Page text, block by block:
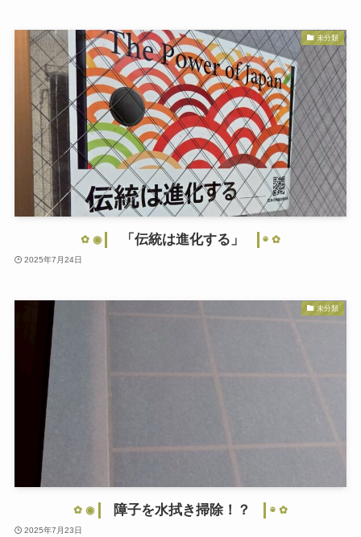
未分類
「伝統は進化する」
2025年7月24日
未分類
障子を水拭き掃除！？
2025年7月23日